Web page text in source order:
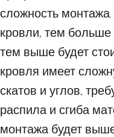
сложность
кровли, тем больше
тем выше будет
кровля имеет
скатов и углов,
распила и сгиба
монтажа будет